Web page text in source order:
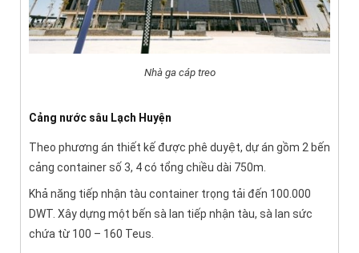
Nhà ga cáp treo
Cảng nước sâu Lạch Huyện
Theo phương án thiết kế được phê duyệt, dự án gồm 2 bến
cảng container số 3, 4 có tổng chiều dài 750m.
Khả năng tiếp nhận tàu container trọng tải đến 100.000
DWT. Xây dựng một bến sà lan tiếp nhận tàu, sà lan sức
chứa từ 100 – 160 Teus.